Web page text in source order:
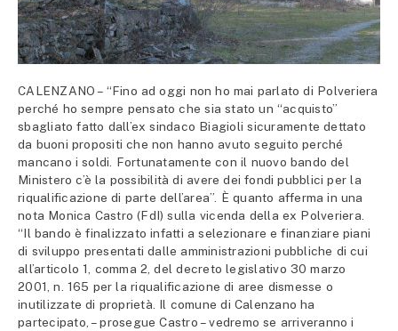
CALENZANO – “Fino ad oggi non ho mai parlato di Polveriera
perché ho sempre pensato che sia stato un “acquisto”
sbagliato fatto dall’ex sindaco Biagioli sicuramente dettato
da buoni propositi che non hanno avuto seguito perché
mancano i soldi. Fortunatamente con il nuovo bando del
Ministero c’è la possibilità di avere dei fondi pubblici per la
riqualificazione di parte dell’area”. È quanto afferma in una
nota Monica Castro (FdI) sulla vicenda della ex Polveriera.
“Il bando è finalizzato infatti a selezionare e finanziare piani
di sviluppo presentati dalle amministrazioni pubbliche di cui
all’articolo 1, comma 2, del decreto legislativo 30 marzo
2001, n. 165 per la riqualificazione di aree dismesse o
inutilizzate di proprietà. Il comune di Calenzano ha
partecipato, – prosegue Castro – vedremo se arriveranno i